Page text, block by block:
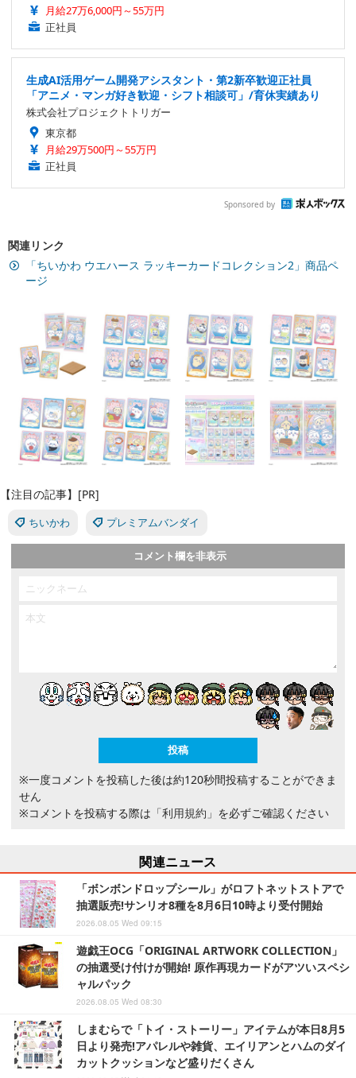
月給27万6,000円～55万円
正社員
生成AI活用ゲーム開発アシスタント・第2新卒歓迎正社員
「アニメ・マンガ好き歓迎・シフト相談可」/育休実績あり
株式会社プロジェクトトリガー
東京都
月給29万500円～55万円
正社員
Sponsored by
関連リンク
「ちいかわ ウエハース ラッキーカードコレクション2」商品ペ
ージ
【注目の記事】[PR]
ちいかわ プレミアムバンダイ
コメント欄を非表示
※一度コメントを投稿した後は約120秒間投稿することができま
せん
※コメントを投稿する際は 「利用規約」 を必ずご確認ください
関連ニュース
「ボンボンドロップシール」がロフトネットストアで
抽選販売!サンリオ8種を8月6日10時より受付開始
2026.08.05 Wed 09:15
遊戯王OCG「ORIGINAL ARTWORK COLLECTION」
の抽選受け付けが開始! 原作再現カードがアツいスペシ
ャルパック
2026.08.05 Wed 08:30
しまむらで「トイ・ストーリー」アイテムが本日8月5
日より発売!アパレルや雑貨、エイリアンとハムのダイ
カットクッションなど盛りだくさん